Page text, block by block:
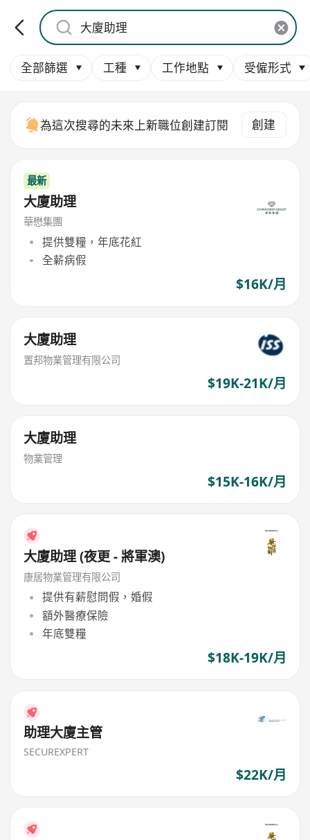
全部篩選 工種 工作地點 受僱形式
為這次搜尋的未來上新職位創建訂閱 創建
最新
大廈助理
華懋集團
提供雙糧，年底花紅
全薪病假
$16K/月
大廈助理
置邦物業管理有限公司
$19K-21K/月
大廈助理
物業管理
$15K-16K/月
大廈助理 (夜更 - 將軍澳)
康居物業管理有限公司
提供有薪慰問假，婚假
額外醫療保險
年底雙糧
$18K-19K/月
助理大廈主管
SECUREXPERT
$22K/月